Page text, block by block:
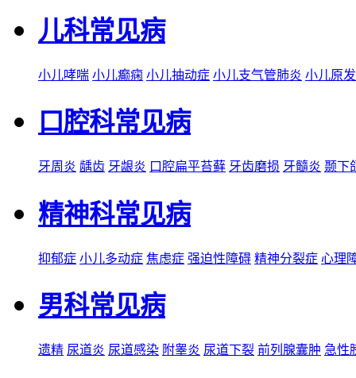
儿科常见病
小儿哮喘 小儿癫痫 小儿抽动症 小儿支气管肺炎 小儿原
口腔科常见病
牙周炎 龋齿 牙龈炎 口腔扁平苔藓 牙齿磨损 牙髓炎 颞下
精神科常见病
抑郁症 小儿多动症 焦虑症 强迫性障碍 精神分裂症 心理
男科常见病
遗精 尿道炎 尿道感染 附睾炎 尿道下裂 前列腺囊肿 急性